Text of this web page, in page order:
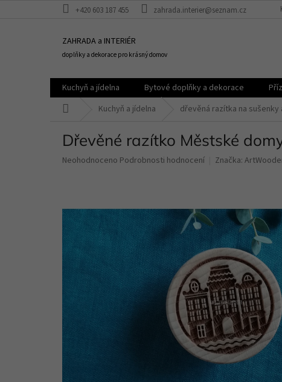
+420 603 187 455 zahrada.interier@seznam.cz
ZAHRADA a INTERIÉR
doplňky a dekorace pro krásný domov
Kuchyň a jídelna Bytové doplňky a dekorace
Kuchyň a jídelna dřevěná razítka na sušenky
Dřevěné razítko Městské
Průměrné
0,0
Neohodnoceno Podrobnosti hodnocení Značka: